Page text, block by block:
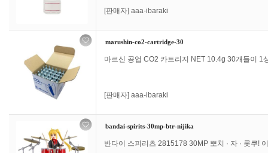
[판매자] aaa-ibaraki
marushin-co2-cartridge-30
마르신 공업 CO2 카트리지 NET 10.4g 30개들이 1
[판매자] aaa-ibaraki
bandai-spirits-30mp-btr-nijika
반다이 스피리츠 2815178 30MP 뽀치 · 자 · 롯쿠!